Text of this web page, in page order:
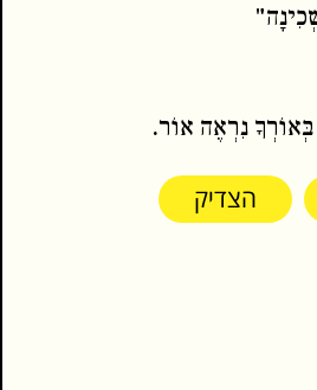
נִרְאֶה אוֹר.
הצדיק